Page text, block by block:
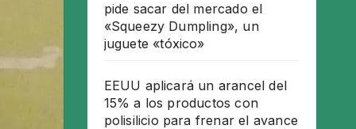
pide sacar del mercado el
«Squeezy Dumpling», un
juguete «tóxico»
EEUU aplicará un arancel del
15% a los productos con
polisilicio para frenar el avance